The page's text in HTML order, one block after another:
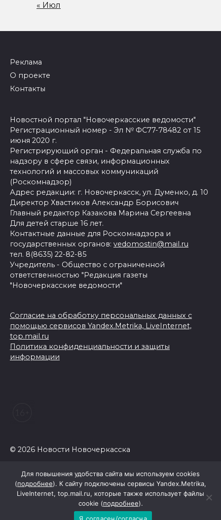
« Июл
Реклама
О проекте
Контакты
Новостной портал "Новочеркасские ведомости"
Регистрационный номер - Эл № ФС77-78482 от 15
июня 2020 г.
Регистрирующий орган - Федеральная служба по
надзору в сфере связи, информационных
технологий и массовых коммуникаций
(Роскомнадзор)
Адрес редакции: г. Новочеркасск, ул. Думенко, д. 10
Директор Хвастиков Александр Борисович
Главный редактор Казакова Марина Сергеевна
Для детей старше 16 лет.
Контактные данные для Роскомнадзора и
государственных органов: vedomostin@mail.ru
тел. 8(8635) 22-82-85
Учредитель - Общество с ограниченной
ответственностью "Редакция газеты
"Новочеркасские ведомости"
Согласие на обработку персональных данных с
помощью сервисов Yandex.Metrika, LiveInternet,
top.mail.ru
Политика конфиденциальности и защиты
информации
© 2026 Новости Новочеркасска
Для повышения удобства сайта мы используем cookies
(подробнее). К сайту подключены сервисы Yandex.Metrika,
LiveInternet, top.mail.ru, которые также использует файлы
cookie (подробнее).
Я согласен/согласна